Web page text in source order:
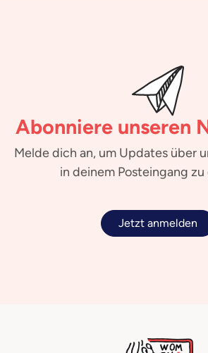
Abonniere unseren
Melde dich an, um Updates über
in deinem Posteingang zu
Jetzt anmelden